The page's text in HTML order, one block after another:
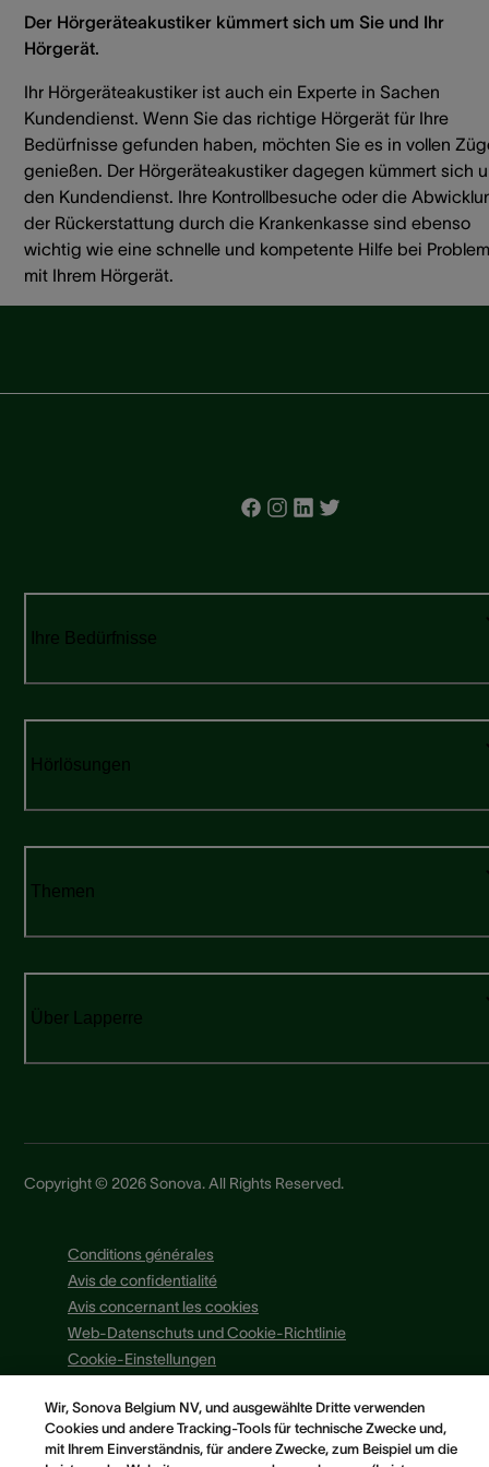
Der Hörgeräteakustiker kümmert sich um Sie und Ihr
Hörgerät.
Ihr Hörgeräteakustiker ist auch ein Experte in Sachen
Kundendienst. Wenn Sie das richtige Hörgerät für Ihre
Bedürfnisse gefunden haben, möchten Sie es in vollen
genießen. Der Hörgeräteakustiker dagegen kümmert sich
den Kundendienst. Ihre Kontrollbesuche oder die
der Rückerstattung durch die Krankenkasse sind ebenso
wichtig wie eine schnelle und kompetente Hilfe bei
mit Ihrem Hörgerät.
Ihre Bedürfnisse
Hörlösungen
Themen
Über Lapperre
Copyright © 2026 Sonova. All Rights Reserved.
Conditions générales
Avis de confidentialité
Avis concernant les cookies
Web-Datenschuts und Cookie-Richtlinie
Cookie-Einstellungen
Wir, Sonova Belgium NV, und ausgewählte Dritte verwenden
Cookies und andere Tracking-Tools für technische Zwecke und,
mit Ihrem Einverständnis, für andere Zwecke, zum Beispiel um die